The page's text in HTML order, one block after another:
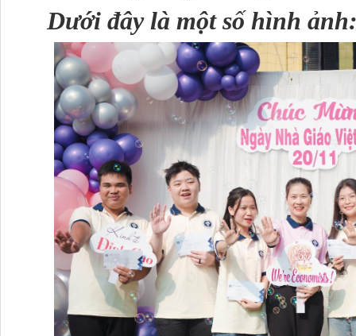
Dưới đây là một số hình